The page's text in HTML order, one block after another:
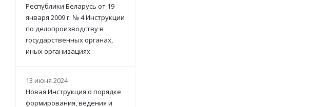
Республики Беларусь от 19
января 2009 г. № 4 Инструкции
по делопроизводству в
государственных органах,
иных организациях
13 июня 2024
Новая Инструкция о порядке
формирования, ведения и